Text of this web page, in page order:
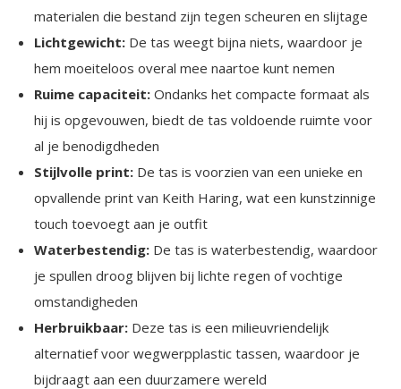
materialen die bestand zijn tegen scheuren en slijtage
Lichtgewicht: De tas weegt bijna niets, waardoor je
hem moeiteloos overal mee naartoe kunt nemen
Ruime capaciteit: Ondanks het compacte formaat als
hij is opgevouwen, biedt de tas voldoende ruimte voor
al je benodigdheden
Stijlvolle print: De tas is voorzien van een unieke en
opvallende print van Keith Haring, wat een kunstzinnige
touch toevoegt aan je outfit
Waterbestendig: De tas is waterbestendig, waardoor
je spullen droog blijven bij lichte regen of vochtige
omstandigheden
Herbruikbaar: Deze tas is een milieuvriendelijk
alternatief voor wegwerpplastic tassen, waardoor je
bijdraagt aan een duurzamere wereld